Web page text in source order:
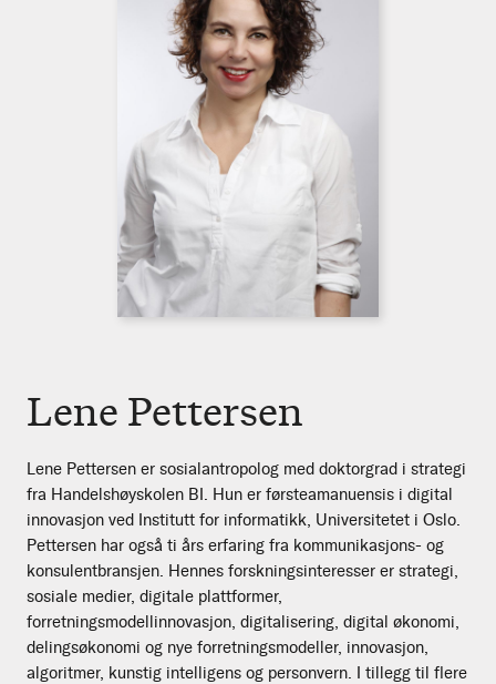
Lene Pettersen
Lene Pettersen er sosialantropolog med doktorgrad i strategi
fra Handelshøyskolen BI. Hun er førsteamanuensis i digital
innovasjon ved Institutt for informatikk, Universitetet i Oslo.
Pettersen har også ti års erfaring fra kommunikasjons- og
konsulentbransjen. Hennes forskningsinteresser er strategi,
sosiale medier, digitale plattformer,
forretningsmodellinnovasjon, digitalisering, digital økonomi,
delingsøkonomi og nye forretningsmodeller, innovasjon,
algoritmer, kunstig intelligens og personvern. I tillegg til flere